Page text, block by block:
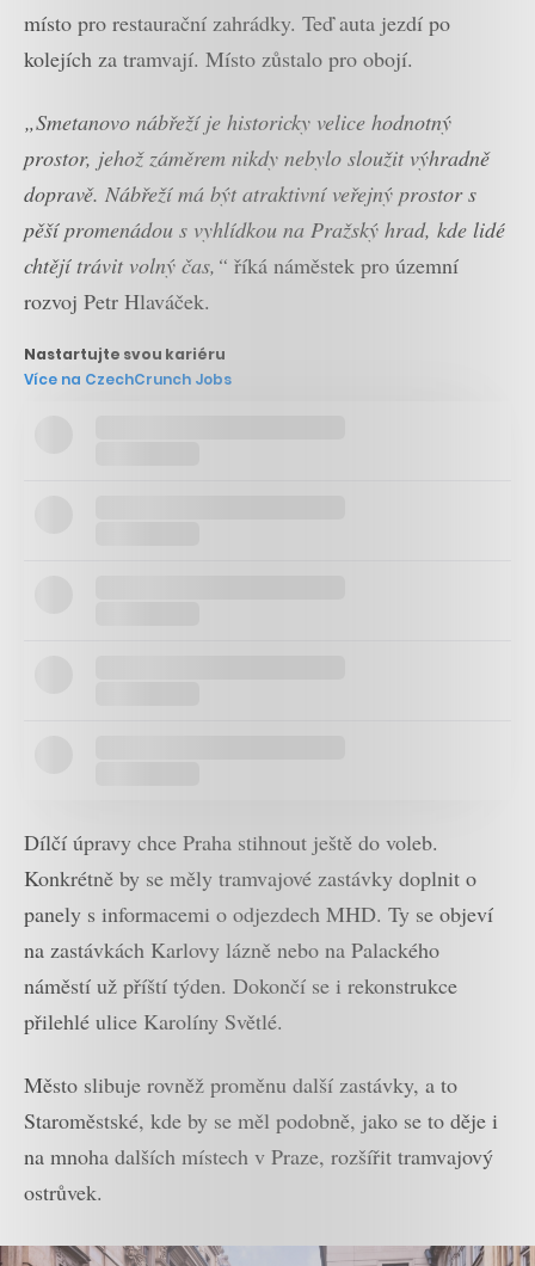
místo pro restaurační zahrádky. Teď auta jezdí po
kolejích za tramvají. Místo zůstalo pro obojí.
„Smetanovo nábřeží je historicky velice hodnotný
prostor, jehož záměrem nikdy nebylo sloužit výhradně
dopravě. Nábřeží má být atraktivní veřejný prostor s
pěší promenádou s vyhlídkou na Pražský hrad, kde lidé
chtějí trávit volný čas,“ říká náměstek pro územní
rozvoj Petr Hlaváček.
Nastartujte svou kariéru
Více na CzechCrunch Jobs
Dílčí úpravy chce Praha stihnout ještě do voleb.
Konkrétně by se měly tramvajové zastávky doplnit o
panely s informacemi o odjezdech MHD. Ty se objeví
na zastávkách Karlovy lázně nebo na Palackého
náměstí už příští týden. Dokončí se i rekonstrukce
přilehlé ulice Karolíny Světlé.
Město slibuje rovněž proměnu další zastávky, a to
Staroměstské, kde by se měl podobně, jako se to děje i
na mnoha dalších místech v Praze, rozšířit tramvajový
ostrůvek.